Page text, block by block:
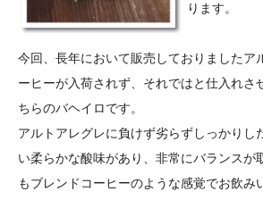
ります。
今回、長年において販売しておりましたア
ーヒーが入荷されず、それではと仕入れさ
ちらのバヘイロです。
アルトアレグレに負けず劣らずしっかりし
い柔らかな酸味があり、非常にバランスが
もブレンドコーヒーのような感覚でお飲み